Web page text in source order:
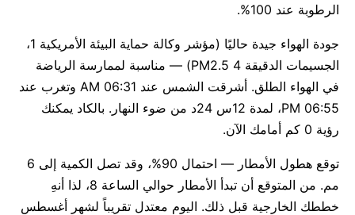
الرطوبة عند 100%.
جودة الهواء جيدة حاليًا (مؤشر وكالة حماية البيئة الأمريكية 1،
الجسيمات الدقيقة PM2.5 4) — مناسبة لممارسة الرياضة
في الهواء الطلق. أشرقت الشمس عند 06:31 AM وتغرب عند
06:55 PM، لمدة 12س 24د من ضوء النهار. بالكاد يمكنك
رؤية 0 كم أمامك الآن.
توقع هطول الأمطار — احتمال 90%، وقد تصل الكمية إلى 6
مم. من المتوقع أن تبدأ الأمطار حوالي الساعة 8، لذا أنهِ
خططك الخارجية قبل ذلك. اليوم معتدل تقريباً لشهر أغسطس